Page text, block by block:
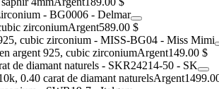
zirconiumArgent589.00 $
argent 925, cubic zirconiumArgent149.00 $
0.40 carat de diamant naturelsArgent